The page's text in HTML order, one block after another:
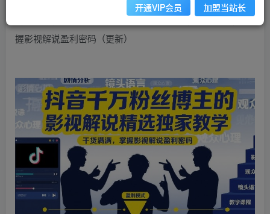
抖音千万粉丝博主的影视解说精选独家教学，干货满满，掌
握影视解说盈利密码（更新）
开通VIP会员 加盟当站长